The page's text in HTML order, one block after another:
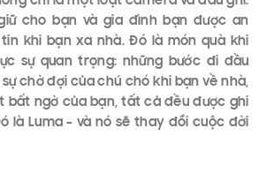
cho bạn và gia đình bạn được an
khi bạn xa nhà. Đó là món quà khi
sự quan trọng: những bước đi đầu
chờ đợi của chú chó khi bạn về nhà,
bất ngờ của bạn, tất cả đều được ghi
là Luma – và nó sẽ thay đổi cuộc đời